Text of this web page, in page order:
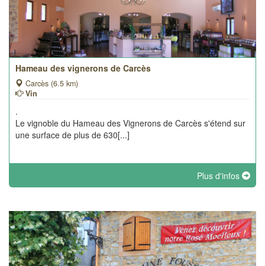
Hameau des vignerons de Carcès
Carcès (6.5 km)
Vin
.
Le vignoble du Hameau des Vignerons de Carcès s'étend sur
une surface de plus de 630[...]
Plus d'infos